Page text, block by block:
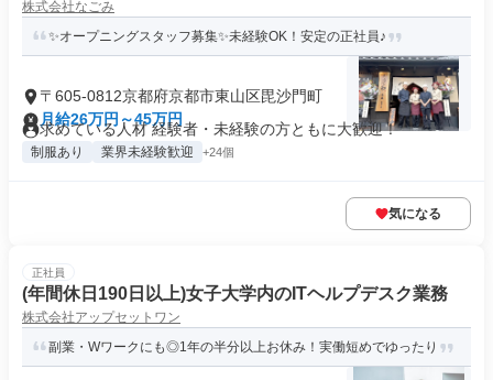
株式会社なごみ
✨オープニングスタッフ募集✨未経験OK！安定の正社員♪
〒605-0812京都府京都市東山区毘沙門町
月給26万円～45万円
求めている人材 経験者・未経験の方ともに大歓迎！
制服あり 業界未経験歓迎 +24個
気になる
正社員
(年間休日190日以上)女子大学内のITヘルプデスク業務
株式会社アップセットワン
副業・Wワークにも◎1年の半分以上お休み！実働短めでゆったり